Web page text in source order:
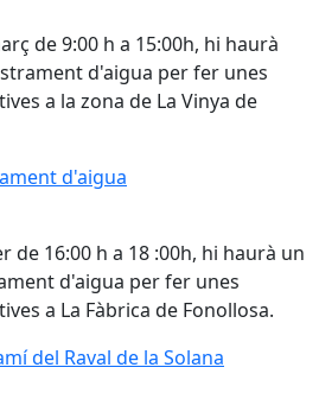
de 9:00 h a 15:00h, hi haurà
d'aigua per fer unes
a la zona de La Vinya de
d'aigua
de 16:00 h a 18 :00h, hi haurà un
d'aigua per fer unes
a La Fàbrica de Fonollosa.
del Raval de la Solana